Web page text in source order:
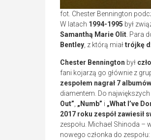
fot. Chester Bennington
W latach 1994-1995 był
Samanthą Marie Olit . Para
Bentley , z którą miałtrójkę
Chester Bennington był
fani kojarzą go głównie z
zespołem nagrał 7
diamentem. Do największych
Out” „Numb” i „What I’ve
2017 roku zespół zawiesił
zespołu. Michael Shinoda –
nowego członka do zespołu: